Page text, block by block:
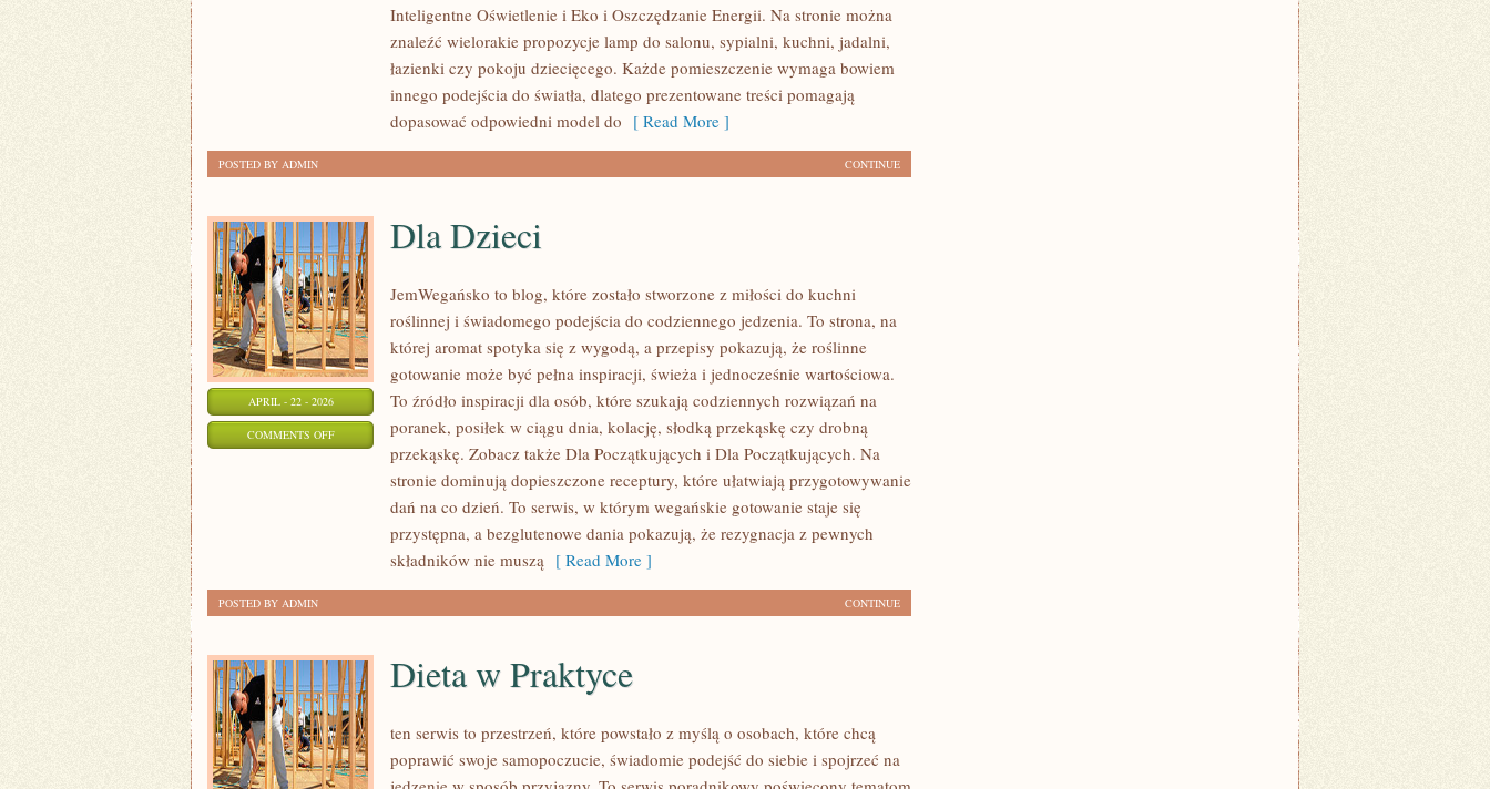
Inteligentne Oświetlenie i Eko i Oszczędzanie Energii. Na stronie można
znaleźć wielorakie propozycje lamp do salonu, sypialni, kuchni, jadalni,
łazienki czy pokoju dziecięcego. Każde pomieszczenie wymaga bowiem
innego podejścia do światła, dlatego prezentowane treści pomagają
dopasować odpowiedni model do [ Read More ]
CONTINUE
POSTED BY ADMIN
APRIL - 22 - 2026
COMMENTS OFFON
Dla Dzieci
JemWegańsko to blog, które zostało stworzone z miłości do kuchni
roślinnej i świadomego podejścia do codziennego jedzenia. To strona, na
której aromat spotyka się z wygodą, a przepisy pokazują, że roślinne
gotowanie może być pełna inspiracji, świeża i jednocześnie wartościowa.
To źródło inspiracji dla osób, które szukają codziennych rozwiązań na
poranek, posiłek w ciągu dnia, kolację, słodką przekąskę czy drobną
przekąskę. Zobacz także Dla Początkujących i Dla Początkujących. Na
stronie dominują dopieszczone receptury, które ułatwiają przygotowywanie
dań na co dzień. To serwis, w którym wegańskie gotowanie staje się
przystępna, a bezglutenowe dania pokazują, że rezygnacja z pewnych
składników nie muszą [ Read More ]
CONTINUE
POSTED BY ADMIN
Dieta w Praktyce
ten serwis to przestrzeń, które powstało z myślą o osobach, które chcą
poprawić swoje samopoczucie, świadomie podejść do siebie i spojrzeć na